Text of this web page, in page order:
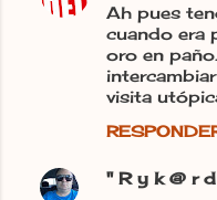
Ah pues
cuando era
oro en
visita
" R y k @ r